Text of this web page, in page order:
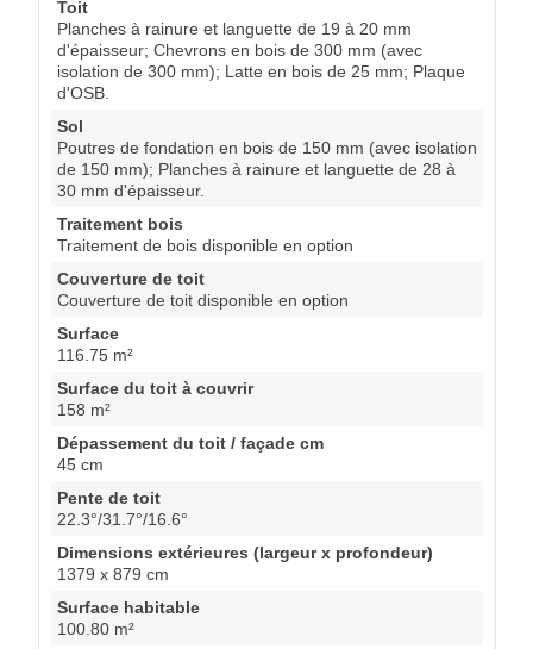
Toit
Planches à rainure et languette de 19 à 20 mm
d'épaisseur; Chevrons en bois de 300 mm (avec
isolation de 300 mm); Latte en bois de 25 mm; Plaque
d'OSB.
Sol
Poutres de fondation en bois de 150 mm (avec isolation
de 150 mm); Planches à rainure et languette de 28 à
30 mm d'épaisseur.
Traitement bois
Traitement de bois disponible en option
Couverture de toit
Couverture de toit disponible en option
Surface
116.75 m²
Surface du toit à couvrir
158 m²
Dépassement du toit / façade cm
45 cm
Pente de toit
22.3°/31.7°/16.6°
Dimensions extérieures (largeur x profondeur)
1379 x 879 cm
Surface habitable
100.80 m²